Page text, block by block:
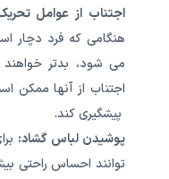
اجتناب از عوامل
هنگامی که فرد دچار
می شود، بدتر
پیشگیری کند.
پوشیدن لباس گشاد:
توانند احساس راحتی